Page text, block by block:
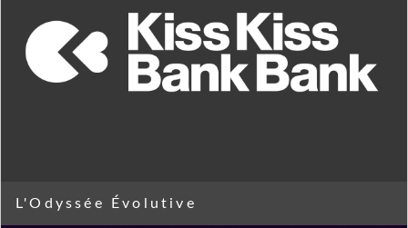
L'Odyssée Évolutive